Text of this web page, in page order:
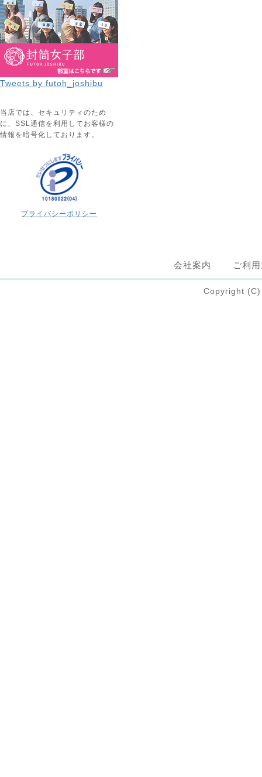
Tweets by futoh_joshibu
当店では、セキュリティのため
に、SSL通信を利用してお客様の
情報を暗号化しております。
プライバシーポリシー
会社案内 ご利
Copyright